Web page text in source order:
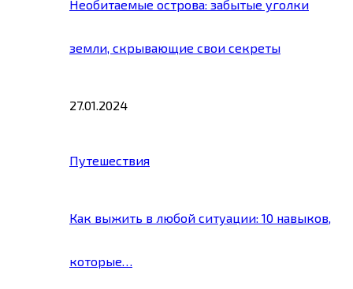
Необитаемые острова: забытые уголки
земли, скрывающие свои секреты
27.01.2024
Путешествия
Как выжить в любой ситуации: 10 навыков,
которые…